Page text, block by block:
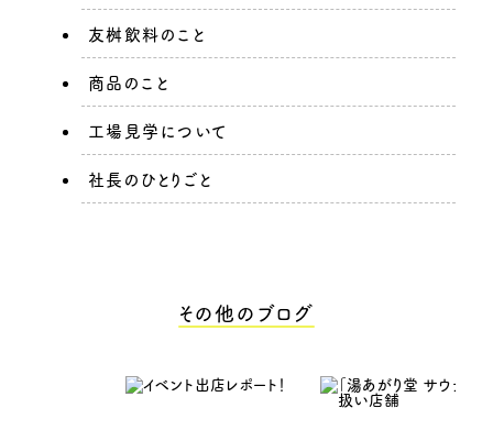
友桝飲料のこと
商品のこと
工場見学について
社長のひとりごと
その他のブログ